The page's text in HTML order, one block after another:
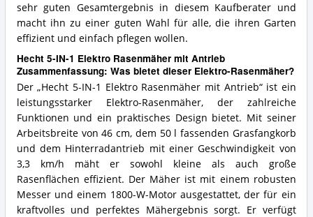
sehr guten Gesamtergebnis in diesem Kaufberater und
macht ihn zu einer guten Wahl für alle, die ihren Garten
effizient und einfach pflegen wollen.
Hecht 5-IN-1 Elektro Rasenmäher mit Antrieb
Zusammenfassung: Was bietet dieser Elektro-Rasenmäher?
Der „Hecht 5-IN-1 Elektro Rasenmäher mit Antrieb“ ist ein
leistungsstarker Elektro-Rasenmäher, der zahlreiche
Funktionen und ein praktisches Design bietet. Mit seiner
Arbeitsbreite von 46 cm, dem 50 l fassenden Grasfangkorb
und dem Hinterradantrieb mit einer Geschwindigkeit von
3,3 km/h mäht er sowohl kleine als auch große
Rasenflächen effizient. Der Mäher ist mit einem robusten
Messer und einem 1800-W-Motor ausgestattet, der für ein
kraftvolles und perfektes Mähergebnis sorgt. Er verfügt